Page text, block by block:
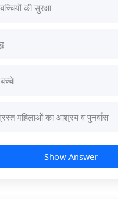
की सुरक्षा
बच्चे
महिलाओं का आश्रय व पुनर्वास
Show Answer